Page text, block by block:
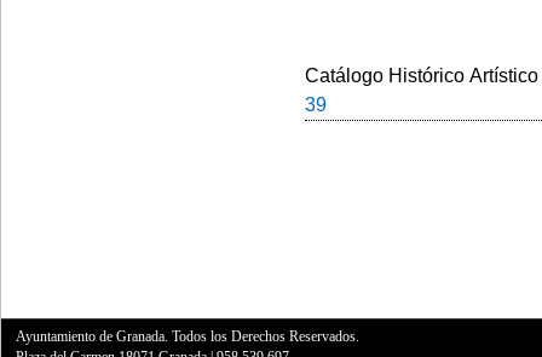
Catálogo Histórico
39
Ayuntamiento de Granada. Todos los Derechos Reservados.